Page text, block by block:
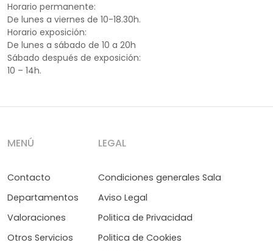
Horario permanente:
De lunes a viernes de 10-18.30h.
Horario exposición:
De lunes a sábado de 10 a 20h
Sábado después de exposición:
10 – 14h.
MENÚ
Contacto
Departamentos
Valoraciones
Otros Servicios
LEGAL
Condiciones generales Sala
Aviso Legal
Politica de Privacidad
Politica de Cookies